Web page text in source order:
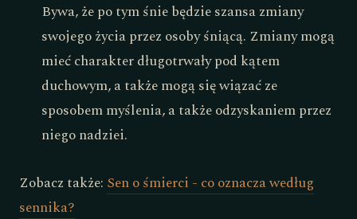
Bywa, że po tym śnie będzie szansa zmiany
swojego życia przez osoby śniącą. Zmiany mogą
mieć charakter długotrwały pod kątem
duchowym, a także mogą się wiązać ze
sposobem myślenia, a także odzyskaniem przez
niego nadziei.
Zobacz także: Sen o śmierci - co oznacza według
sennika?